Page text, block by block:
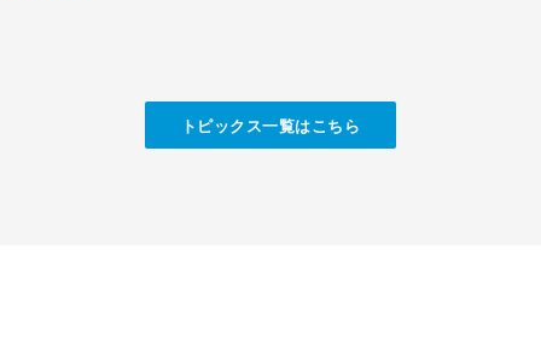
トピックス一覧はこちら